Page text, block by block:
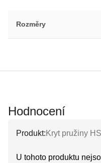
Rozměry
Hodnocení
Produkt: Kryt pružiny
U tohoto produktu